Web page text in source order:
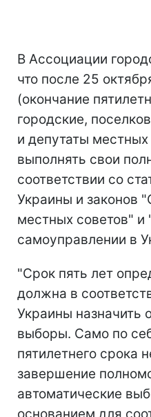
В Ассоциации
что после 25
(окончание
городские,
и депутаты
выполнять свои
соответствии со
Украины и законов
местных советов"
самоуправлении в
"Срок пять лет
должна в
Украины назначить
выборы. Само по
пятилетнего срока
завершение
автоматические
основанием для